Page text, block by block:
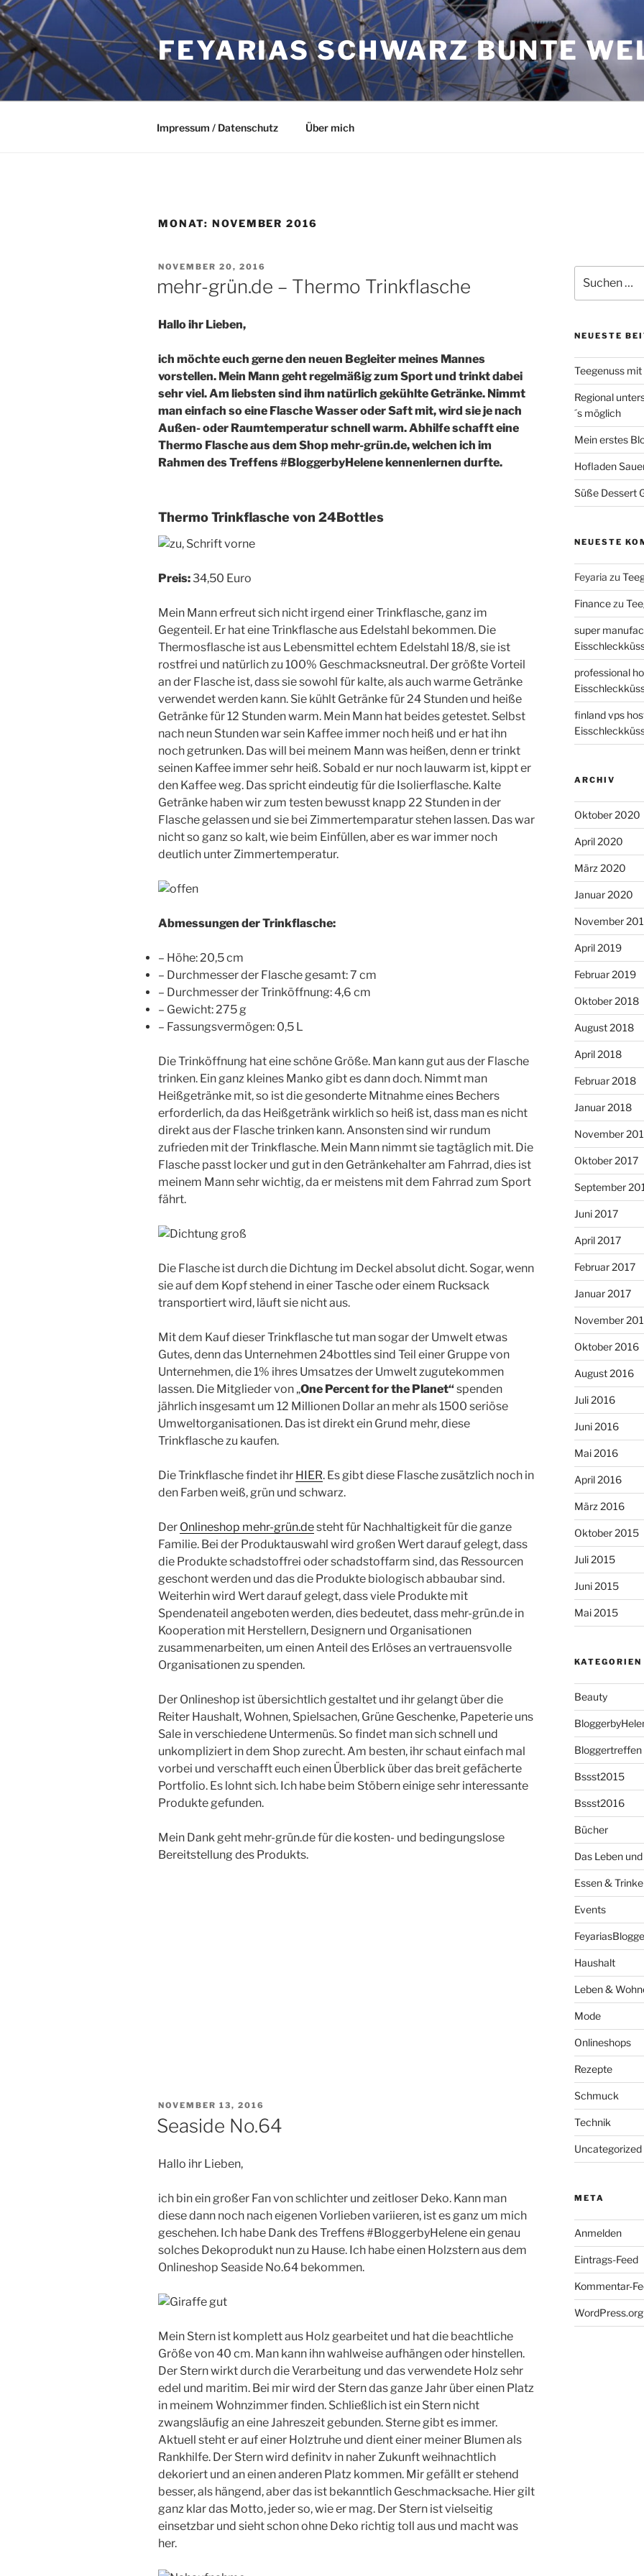
Zum
Inhalt
springen
FEYARIAS SCHWARZ BUNTE
Impressum / Datenschutz Über mich
MONAT: NOVEMBER 2016
VERÖFFENTLICHT
NOVEMBER 20, 2016
mehr-grün.de – Thermo Trinkflasche
Hallo ihr Lieben,
ich möchte euch gerne den neuen Begleiter meines Mannes
vorstellen. Mein Mann geht regelmäßig zum Sport und trinkt dabei
sehr viel. Am liebsten sind ihm natürlich gekühlte Getränke. Nimmt
man einfach so eine Flasche Wasser oder Saft mit, wird sie je nach
Außen- oder Raumtemperatur schnell warm. Abhilfe schafft eine
Thermo Flasche aus dem Shop mehr-grün.de, welchen ich im
Rahmen des Treffens #BloggerbyHelene kennenlernen durfte.
Thermo Trinkflasche von 24Bottles
Preis:34,50 Euro
Mein Mann erfreut sich nicht irgend einer Trinkflasche, ganz im
Gegenteil. Er hat eine Trinkflasche aus Edelstahl bekommen. Die
Thermosflasche ist aus Lebensmittel echtem Edelstahl 18/8, sie ist
rostfrei und natürlich zu 100% Geschmacksneutral. Der größte Vorteil
an der Flasche ist, dass sie sowohl für kalte, als auch warme Getränke
verwendet werden kann. Sie kühlt Getränke für 24 Stunden und heiße
Getränke für 12 Stunden warm. Mein Mann hat beides getestet. Selbst
nach neun Stunden war sein Kaffee immer noch heiß und er hat ihn
noch getrunken. Das will bei meinem Mann was heißen, denn er trinkt
seinen Kaffee immer sehr heiß. Sobald er nur noch lauwarm ist, kippt er
den Kaffee weg. Das spricht eindeutig für die Isolierflasche. Kalte
Getränke haben wir zum testen bewusst knapp 22 Stunden in der
Flasche gelassen und sie bei Zimmertemparatur stehen lassen. Das war
nicht so ganz so kalt, wie beim Einfüllen, aber es war immer noch
deutlich unter Zimmertemperatur.
Abmessungen der Trinkflasche:
– Höhe: 20,5 cm
– Durchmesser der Flasche gesamt: 7 cm
– Durchmesser der Trinköffnung: 4,6 cm
– Gewicht: 275 g
– Fassungsvermögen: 0,5 L
Die Trinköffnung hat eine schöne Größe. Man kann gut aus der Flasche
trinken. Ein ganz kleines Manko gibt es dann doch. Nimmt man
Heißgetränke mit, so ist die gesonderte Mitnahme eines Bechers
erforderlich, da das Heißgetränk wirklich so heiß ist, dass man es nicht
direkt aus der Flasche trinken kann. Ansonsten sind wir rundum
zufrieden mit der Trinkflasche. Mein Mann nimmt sie tagtäglich mit. Die
Flasche passt locker und gut in den Getränkehalter am Fahrrad, dies ist
meinem Mann sehr wichtig, da er meistens mit dem Fahrrad zum Sport
fährt.
Die Flasche ist durch die Dichtung im Deckel absolut dicht. Sogar, wenn
sie auf dem Kopf stehend in einer Tasche oder einem Rucksack
transportiert wird, läuft sie nicht aus.
Mit dem Kauf dieser Trinkflasche tut man sogar der Umwelt etwas
Gutes, denn das Unternehmen 24bottles sind Teil einer Gruppe von
Unternehmen, die 1% ihres Umsatzes der Umwelt zugutekommen
lassen. Die Mitglieder von „One Percent forthe Planet“spenden
jährlich insgesamt um 12 Millionen Dollar an mehr als 1500 seriöse
Umweltorganisationen. Das ist direkt ein Grund mehr, diese
Trinkflasche zu kaufen.
Die Trinkflasche findet ihr HIER. Es gibt diese Flasche zusätzlich noch in
den Farben weiß, grün und schwarz.
Der Onlineshop mehr-grün.desteht für Nachhaltigkeit für die ganze
Familie. Bei der Produktauswahl wird großen Wert darauf gelegt, dass
die Produkte schadstoffrei oder schadstoffarm sind, das Ressourcen
geschont werden und das die Produkte biologisch abbaubar sind.
Weiterhin wird Wert darauf gelegt, dass viele Produkte mit
Spendenateil angeboten werden, dies bedeutet, dass mehr-grün.de in
Kooperation mit Herstellern, Designern und Organisationen
zusammenarbeiten, um einen Anteil des Erlöses an vertrauensvolle
Organisationen zu spenden.
Der Onlineshop ist übersichtlich gestaltet und ihr gelangt über die
Reiter Haushalt, Wohnen, Spielsachen, Grüne Geschenke, Papeterie uns
Sale in verschiedene Untermenüs. So findet man sich schnell und
unkompliziert in dem Shop zurecht. Am besten, ihr schaut einfach mal
vorbei und verschafft euch einen Überblick über das breit gefächerte
Portfolio. Es lohnt sich. Ich habe beim Stöbern einige sehr interessante
Produkte gefunden.
Mein Dank geht mehr-grün.de für die kosten- und bedingungslose
Bereitstellung des Produkts.
VERÖFFENTLICHT
AM
NOVEMBER 13, 2016
Seaside No.64
Hallo ihr Lieben,
ich bin ein großer Fan von schlichter und zeitloser Deko. Kann man
diese dann noch nach eigenen Vorlieben variieren, ist es ganz um mich
geschehen. Ich habe Dank des Treffens #BloggerbyHelene ein genau
solches Dekoprodukt nun zu Hause. Ich habe einen Holzstern aus dem
Onlineshop Seaside No.64 bekommen.
Mein Stern ist komplett aus Holz gearbeitet und hat die beachtliche
Größe von 40 cm. Man kann ihn wahlweise aufhängen oder hinstellen.
Der Stern wirkt durch die Verarbeitung und das verwendete Holz sehr
edel und maritim. Bei mir wird der Stern das ganze Jahr über einen Platz
in meinem Wohnzimmer finden. Schließlich ist ein Stern nicht
zwangsläufig an eine Jahreszeit gebunden. Sterne gibt es immer.
Aktuell steht er auf einer Holztruhe und dient einer meiner Blumen als
Rankhilfe. Der Stern wird definitv in naher Zukunft weihnachtlich
dekoriert und an einen anderen Platz kommen. Mir gefällt er stehend
besser, als hängend, aber das ist bekanntlich Geschmacksache. Hier gilt
ganz klar das Motto, jeder so, wie er mag. Der Stern ist vielseitig
einsetzbar und sieht schon ohne Deko richtig toll aus und macht was
her.
nach:
NEUESTE
Teegenuss mit
Regional
´s möglich
Mein erstes
Hofladen
Süße Dessert
NEUESTE
Feyaria zu
Financezu
super
professional
finland vps
ARCHIV
Oktober 2020
April 2020
März 2020
Januar 2020
November
April 2019
Februar 2019
Oktober 2018
August 2018
April 2018
Februar 2018
Januar 2018
November
Oktober 2017
September
Juni 2017
April 2017
Februar 2017
Januar 2017
November
Oktober 2016
August 2016
Juli 2016
Juni 2016
Mai 2016
April 2016
März 2016
Oktober 2015
Juli 2015
Juni 2015
Mai 2015
KATEGORIEN
Beauty
Bloggertreffen
Bssst2015
Bssst2016
Bücher
Das Leben
Essen &
Events
Haushalt
Leben &
Mode
Onlineshops
Rezepte
Schmuck
Technik
Uncategorized
META
Anmelden
Eintrags-Feed
Kommentar-
WordPress.org